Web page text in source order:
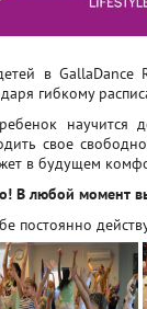
в GallaDance
гибкому
научится
свое
в будущем
В любой момент
постоянно